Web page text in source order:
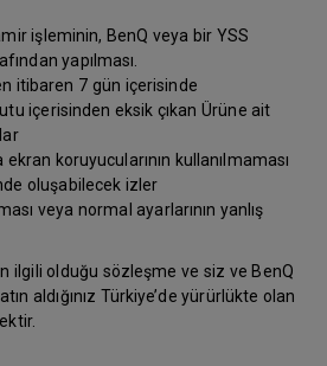
işleminin, BenQ veya bir YSS
yapılması.
itibaren 7 gün içerisinde
içerisinden eksik çıkan Ürüne ait
koruyucularının kullanılmaması
oluşabilecek izler
veya normal ayarlarının yanlış
ilgili olduğu sözleşme ve siz ve BenQ
aldığınız Türkiye’de yürürlükte olan